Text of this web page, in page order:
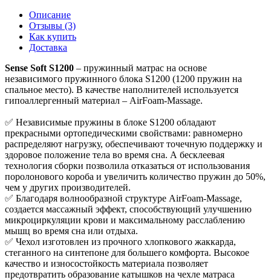
Описание
Отзывы (3)
Как купить
Доставка
Sense Soft S1200 – пружинный матрас на основе
независимого пружинного блока S1200 (1200 пружин на
спальное место). В качестве наполнителей используется
гипоаллергенный материал – AirFoam-Massage.
✅ Независимые пружины в блоке S1200 обладают
прекрасными ортопедическими свойствами: равномерно
распределяют нагрузку, обеспечивают точечную поддержку и
здоровое положение тела во время сна. А бесклеевая
технология сборки позволила отказаться от использования
поролонового короба и увеличить количество пружин до 50%,
чем у других производителей.
✅ Благодаря волнообразной структуре AirFoam-Massage,
создается массажный эффект, способствующий улучшению
микроциркуляции крови и максимальному расслаблению
мышц во время сна или отдыха.
✅ Чехол изготовлен из прочного хлопкового жаккарда,
стеганного на синтепоне для большего комфорта. Высокое
качество и износостойкость материала позволяет
предотвратить образование катышков на чехле матраса